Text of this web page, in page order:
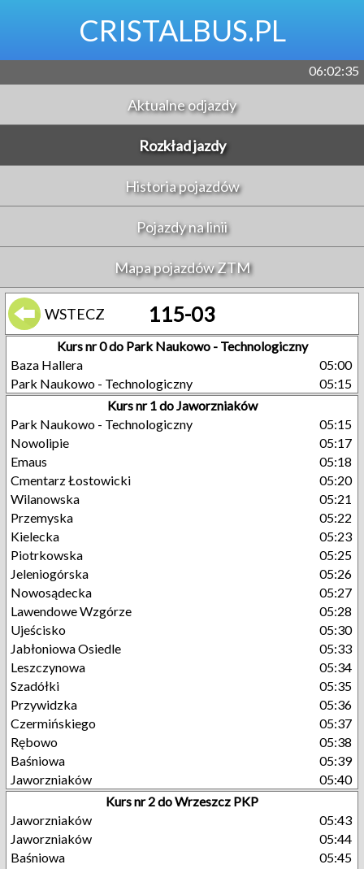
CRISTALBUS.PL
06:02:36
Aktualne odjazdy
Rozkład jazdy
Historia pojazdów
Pojazdy na linii
Mapa pojazdów ZTM
WSTECZ 115-03
Kurs nr 0 do Park Naukowo - Technologiczny
Baza Hallera
05:00
Park Naukowo - Technologiczny
05:15
Kurs nr 1 do Jaworzniaków
Park Naukowo - Technologiczny
05:15
Nowolipie
05:17
Emaus
05:18
Cmentarz Łostowicki
05:20
Wilanowska
05:21
Przemyska
05:22
Kielecka
05:23
Piotrkowska
05:25
Jeleniogórska
05:26
Nowosądecka
05:27
Lawendowe Wzgórze
05:28
Ujeścisko
05:30
Jabłoniowa Osiedle
05:33
Leszczynowa
05:34
Szadółki
05:35
Przywidzka
05:36
Czermińskiego
05:37
Rębowo
05:38
Baśniowa
05:39
Jaworzniaków
05:40
Kurs nr 2 do Wrzeszcz PKP
Jaworzniaków
05:43
Jaworzniaków
05:44
Baśniowa
05:45